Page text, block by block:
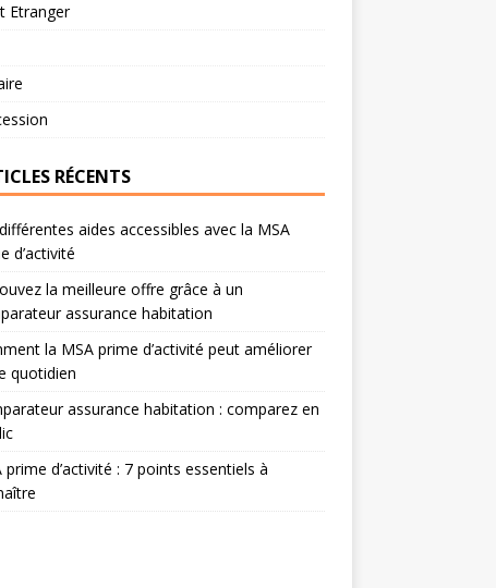
Etranger
RÉCENTS
aides accessibles avec la MSA
d’activité
la meilleure offre grâce à un
assurance habitation
la MSA prime d’activité peut améliorer
quotidien
assurance habitation : comparez en
prime d’activité : 7 points essentiels à